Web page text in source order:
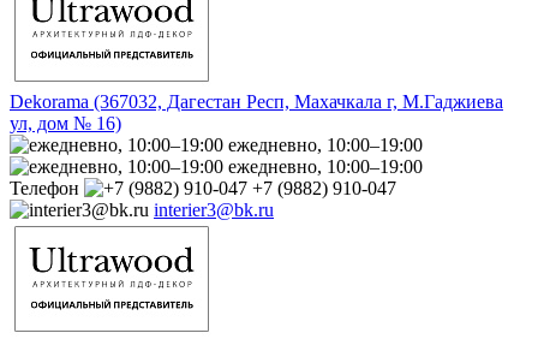
Dekorama (367032, Дагестан Респ, Махачкала г, М.Гаджиева
ул, дом № 16)
ежедневно, 10:00–19:00
ежедневно, 10:00–19:00
Телефон
+7 (9882) 910-047
interier3@bk.ru